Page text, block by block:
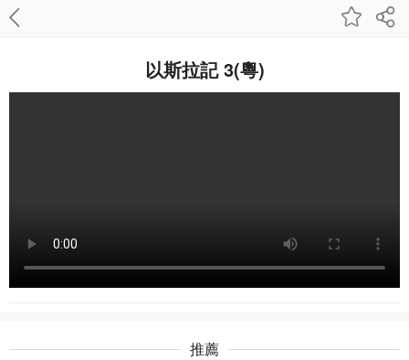
以斯拉記 3(粵)
推薦